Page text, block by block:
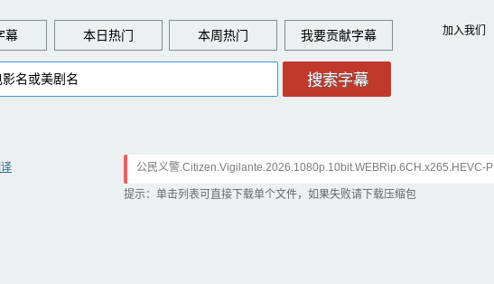
幕 本日热门 本周热门 贡献字幕 加入我们
公民义警.Citizen.Vigilante.2026.1080p.10bit.WEBRip.6CH.x265.HEVC-P
SA.中英字幕.ass
提示：单击列表可直接下载单个文件，如果失败请下载压缩包